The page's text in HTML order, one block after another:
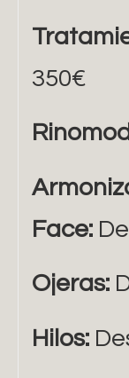
350€
Face:
Ojeras:
Hilos: